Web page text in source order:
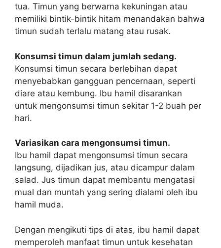
tua. Timun yang berwarna kekuningan atau
memiliki bintik-bintik hitam menandakan bahwa
timun sudah terlalu matang atau rusak.
Konsumsi timun dalam jumlah sedang.
Konsumsi timun secara berlebihan dapat
menyebabkan gangguan pencernaan, seperti
diare atau kembung. Ibu hamil disarankan
untuk mengonsumsi timun sekitar 1-2 buah per
hari.
Variasikan cara mengonsumsi timun.
Ibu hamil dapat mengonsumsi timun secara
langsung, dijadikan jus, atau dicampur dalam
salad. Jus timun dapat membantu mengatasi
mual dan muntah yang sering dialami oleh ibu
hamil muda.
Dengan mengikuti tips di atas, ibu hamil dapat
memperoleh manfaat timun untuk kesehatan